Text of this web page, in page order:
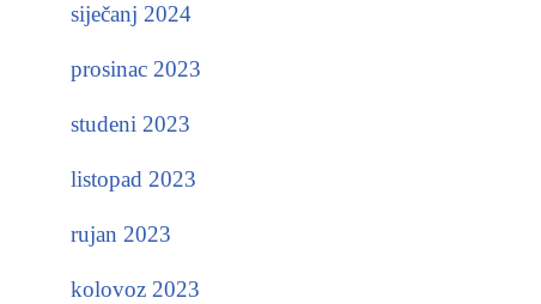
siječanj 2024
prosinac 2023
studeni 2023
listopad 2023
rujan 2023
kolovoz 2023